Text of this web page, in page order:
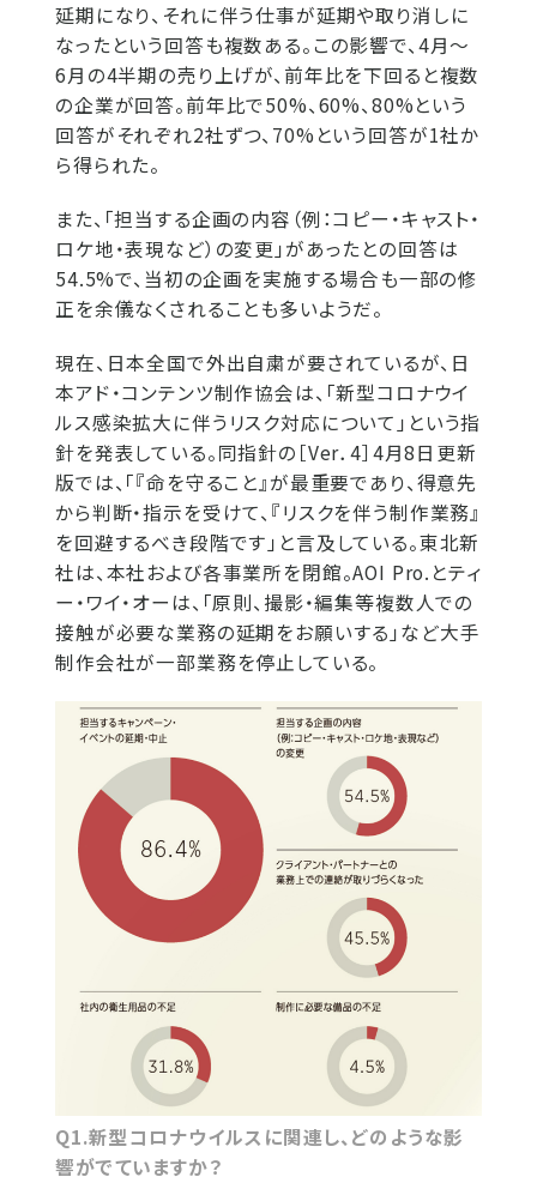
延期になり、それに伴う仕事が延期や取り消しに
なったという回答も複数ある。この影響で、4月～
6月の4半期の売り上げが、前年比を下回ると複数
の企業が回答。前年比で50%、60%、80%という
回答がそれぞれ2社ずつ、70%という回答が1社か
ら得られた。
また、「担当する企画の内容（例：コピー・キャスト・
ロケ地・表現など）の変更」があったとの回答は
54.5%で、当初の企画を実施する場合も一部の修
正を余儀なくされることも多いようだ。
現在、日本全国で外出自粛が要されているが、日
本アド・コンテンツ制作協会は、「新型コロナウイ
ルス感染拡大に伴うリスク対応について」という指
針を発表している。同指針の［Ver．4］4月8日更新
版では、「『命を守ること』が最重要であり、得意先
から判断・指示を受けて、『リスクを伴う制作業務』
を回避するべき段階です」と言及している。東北新
社は、本社および各事業所を閉館。AOI Pro.とティ
ー・ワイ・オーは、「原則、撮影・編集等複数人での
接触が必要な業務の延期をお願いする」など大手
制作会社が一部業務を停止している。
Q1.新型コロナウイルスに関連し、どのような影
響がでていますか？